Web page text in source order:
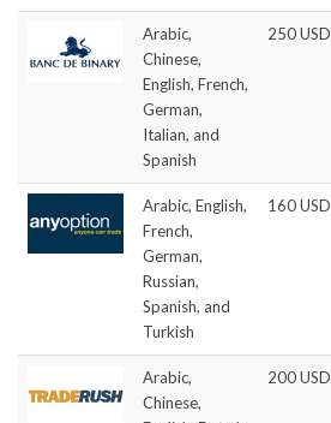
Arabic,
Chinese,
English, French,
German,
Italian, and
Spanish
250 USD
Arabic, English,
French,
German,
Russian,
Spanish, and
Turkish
160 USD
Arabic,
Chinese,
200 USD